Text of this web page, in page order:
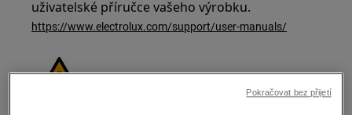
uživatelské příručce vašeho výrobku.
https://www.electrolux.com/support/user-manuals/
Pokračovat bez přijetí